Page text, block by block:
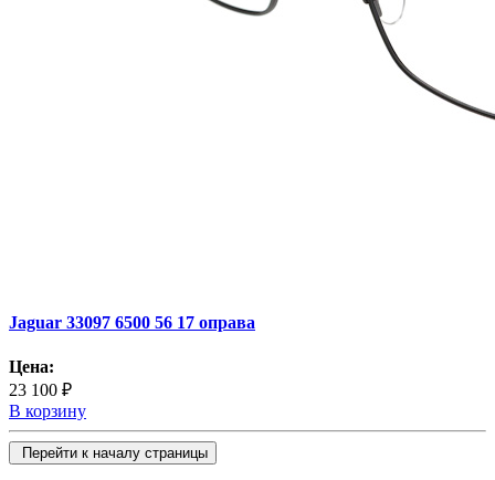
Jaguar 33097 6500 56 17 оправа
Цена:
23 100 ₽
В корзину
Перейти к началу страницы